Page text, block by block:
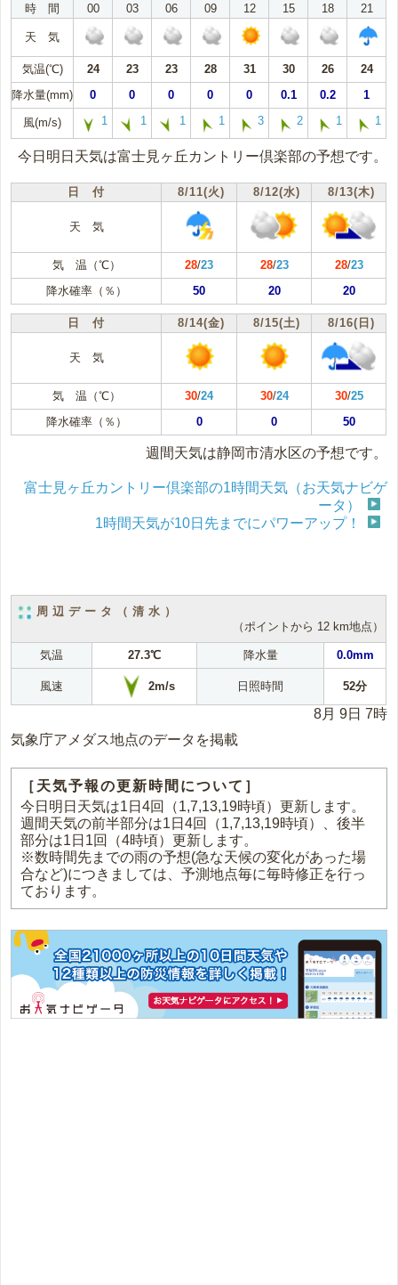
時 間
00 03 06 09 12 15 18 21
天 気
気温(℃) 24 23 23 28 31 30 26
24
降水量(mm)
0 0 0 0 0 0.1 0.2 1
風(m/s) 1 1 1 1 3 2 1 1
今日明日天気は富士見ヶ丘カントリー倶楽部の予想です。
日 付 8/11(火) 8/12(水) 8/13(木)
天 気
気 温（℃） 28/23 28/23 28/23
降水確率（％）
50 20 20
日 付 8/14(金) 8/15(土) 8/16(日)
天 気
気 温（℃） 30/24 30/24 30/25
降水確率（％）
0 0 50
週間天気は静岡市清水区の予想です。
富士見ヶ丘カントリー倶楽部の1時間天気（お天気ナビゲ
ータ）
1時間天気が10日先までにパワーアップ！
周辺データ（清水）
（ポイントから 12 km地点）
気温 27.3℃ 降水量 0.0mm
風速 2m/s 日照時間 52分
8月 9日 7時
気象庁アメダス地点のデータを掲載
［天気予報の更新時間について］
今日明日天気は1日4回（1,7,13,19時頃）更新します。
週間天気の前半部分は1日4回（1,7,13,19時頃）、後半
部分は1日1回（4時頃）更新します。
※数時間先までの雨の予想(急な天候の変化があった場
合など)につきましては、予測地点毎に毎時修正を行っ
ております。